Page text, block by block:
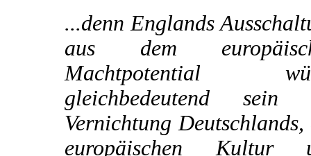
...denn Englands
aus dem
Machtpotential
gleichbedeutend sein
Vernichtung Deutschlands,
europäischen Kultur